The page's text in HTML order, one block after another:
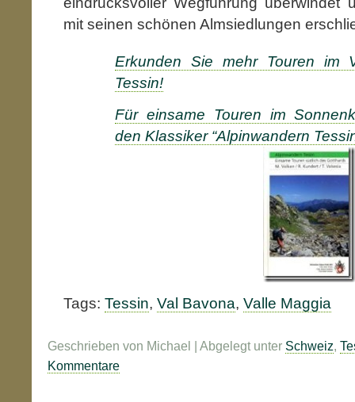
mit seinen schönen Almsiedlungen
Erkunden Sie mehr Touren im
Tessin!
Für einsame Touren im
den Klassiker “Alpinwandern
Tags: Tessin, Val Bavona, Valle Maggia
Geschrieben von Michael | Abgelegt unter Schweiz
Kommentare